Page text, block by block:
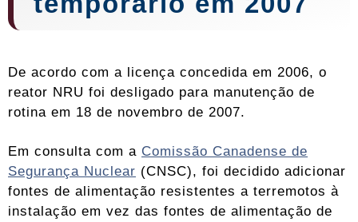
De acordo com a licença concedida em 2006, o
reator NRU foi desligado para manutenção de
rotina em 18 de novembro de 2007.
Em consulta com a Comissão Canadense de
Segurança Nuclear (CNSC), foi decidido adicionar
fontes de alimentação resistentes a terremotos à
instalação em vez das fontes de alimentação de